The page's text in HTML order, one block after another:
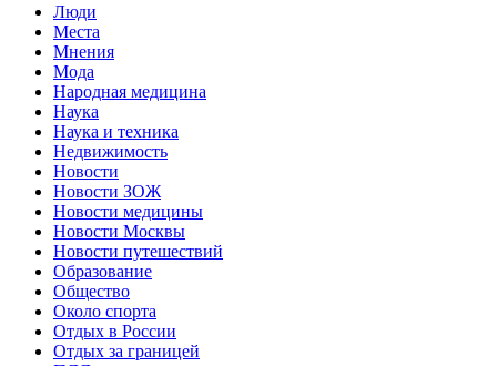
Люди
Места
Мнения
Мода
Народная медицина
Наука
Наука и техника
Недвижимость
Новости
Новости ЗОЖ
Новости медицины
Новости Москвы
Новости путешествий
Образование
Общество
Около спорта
Отдых в России
Отдых за границей